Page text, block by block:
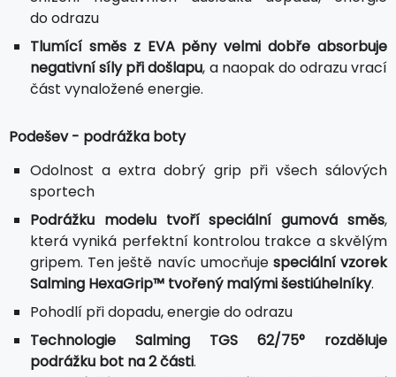
do odrazu
Tlumící směs z EVA pěny velmi dobře absorbuje
negativní síly při došlapu, a naopak do odrazu vrací
část vynaložené energie.
Podešev - podrážka boty
Odolnost a extra dobrý grip při všech sálových
sportech
Podrážku modelu tvoří speciální gumová směs,
která vyniká perfektní kontrolou trakce a skvělým
gripem. Ten ještě navíc umocňuje speciální vzorek
Salming HexaGrip™ tvořený malými šestiúhelníky.
Pohodlí při dopadu, energie do odrazu
Technologie Salming TGS 62/75° rozděluje
podrážku bot na 2 části.